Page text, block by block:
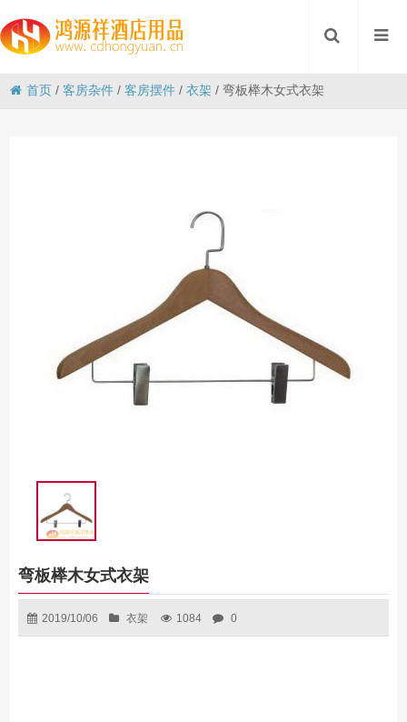
首页 /客房杂件 /客房摆件 /衣架 /弯板榉木女式衣架
弯板榉木女式衣架
2019/10/06 衣架 1084 0